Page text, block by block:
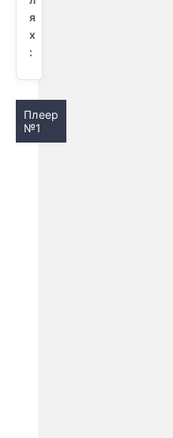
я
х
:
Плеер
№1